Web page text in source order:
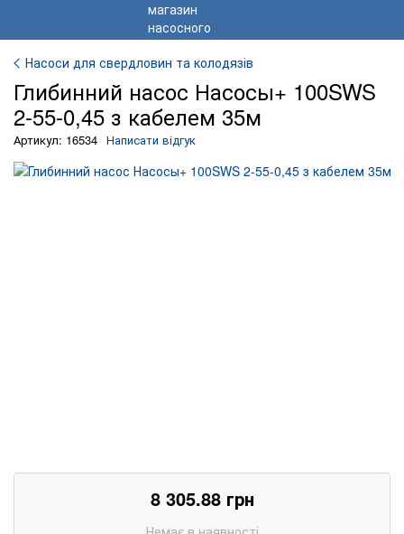
Насоси для свердловин та колодязів
Глибинний насос Насосы+ 100SWS
2-55-0,45 з кабелем 35м
Артикул: 16534 Написати відгук
8 305.88грн